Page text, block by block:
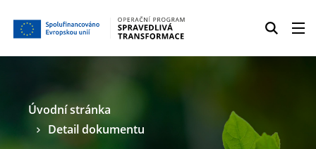
Úvodní stránka
Detail dokumentu